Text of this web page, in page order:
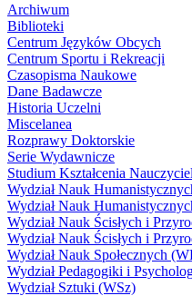
Archiwum
Biblioteki
Centrum Języków Obcych
Centrum Sportu i Rekreacji
Czasopisma Naukowe
Dane Badawcze
Historia Uczelni
Miscelanea
Rozprawy Doktorskie
Serie Wydawnicze
Studium Kształcenia
Wydział Nauk
Wydział Nauk
Wydział Nauk Ścisłych i
Wydział Nauk Ścisłych i
Wydział Nauk Społecznych
Wydział Pedagogiki i
Wydział Sztuki (WSz)